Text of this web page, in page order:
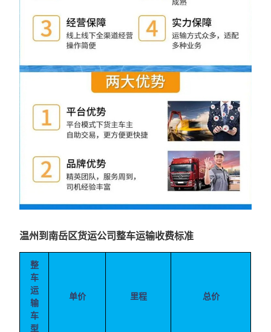
温州到南岳区货运公司整车运输收费标准
整
车
运
输
车
型
单价 里程 总价